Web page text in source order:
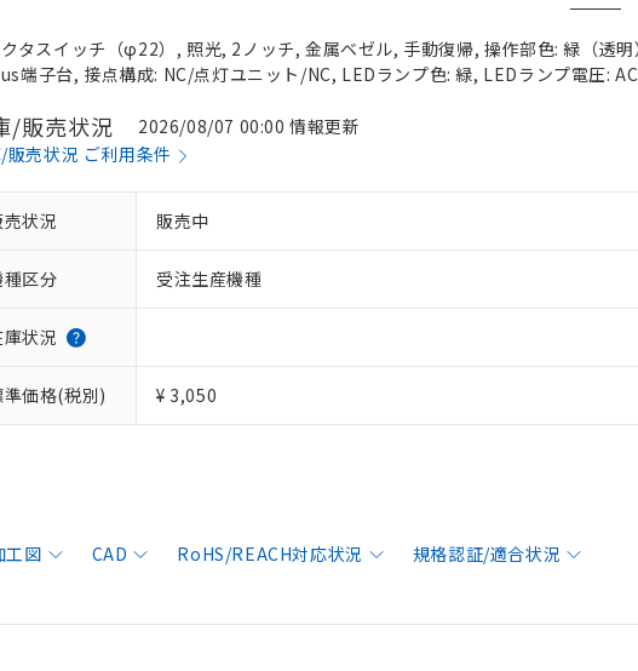
タスイッチ（φ22）, 照光, 2ノッチ, 金属ベゼル, 手動復帰, 操作部色: 緑（透
端子台, 接点構成: NC/点灯ユニット/NC, LEDランプ色: 緑, LEDランプ電圧:
/販売状況
2026/08/07 00:00 情報更新
販売状況 ご利用条件
売状況 販売中
種区分 受注生産機種
状況
準価格(税別) ¥ 3,050
工図 CAD RoHS/REACH対応状況 規格認証/適合状況